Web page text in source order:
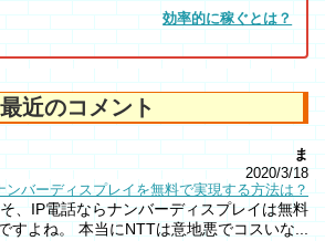
効率的に稼ぐとは？
最近のコメント
ま
2020/3/18
ンバーディスプレイを無料で実現する方法は？
、IP電話ならナンバーディスプレイは無料
すよね。 本当にNTTは意地悪でコスいな...